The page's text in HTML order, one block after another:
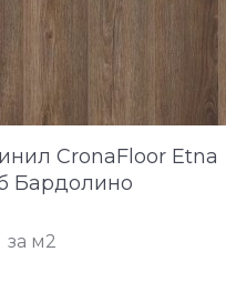
CronaFloor Etna
Бардолино
за м2